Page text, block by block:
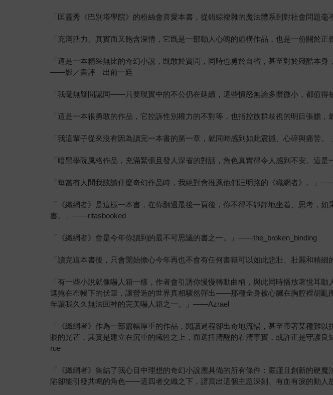
「匡靈秀《巴別塔學院》的粉絲會喜愛本書，從錯綜複雜的魔法體系到對社會問題
「充滿活力、真實而又飽含深情，它既是一部動人心魄的虛構作品，也是一份關於
「這是一本精采無比的奇幻小說，既敢於質問，同時也勇於自省，甚至對於殘酷本
——影／書評 出前一廷
「我毫無疑問認同——只要現實中的不公仍在延續，這些憤怒無論多麼微小，都值
「這是一本很勇敢的作品，它控訴性別權力的不對等，也指控族群歧視的明目張
「我這輩子從來沒有因為讀完一本書的第一章，就同時感到如此震撼、心碎與痛苦
「暗黑學院風格作品，充滿緊張且發人深省的對話，角色真實得令人感到不安。這
「每當有人問我該讀什麼奇幻作品時，我絕對會推薦他們汪明路的《織網者》。」
「《織網者》是這樣一本書，在你翻過最後一頁後，你不得不靜靜地坐着、思考，
書。」——ritasbooked
「《織網者》會是今年你讀到的最不可思議的書之一。」——the_broken_binding
「讀完這本書後，只會開始擔心今年再也不會有任何書籍可以如此悲壯、壯麗和精
「有一些小說就像嚇人箱一樣，作者會引誘你慢慢轉動曲柄，與此同時播放著悅耳
遮掩在布幔下的伏筆，讓營造的世界真相驟然彈出——那種全身被心臟在胸腔裡胡
年讓我久久無法回神的完美嚇人箱之一。」——Azrael
「《織網者》作為一部篇幅厚重的作品，閱讀過程卻出奇地流暢，甚至帶著某種難
眼的光芒，其實是建立在沉重的犧牲之上，而選擇清醒的看清事實，或許正是守護
rue
「《織網者》集結了我心目中理想的奇幻小說應具備的所有條件：嚴謹且創新的硬
陷卻能引發共鳴的角色——這四者交織之下，譜寫出這個主題深刻、有血有淚的動